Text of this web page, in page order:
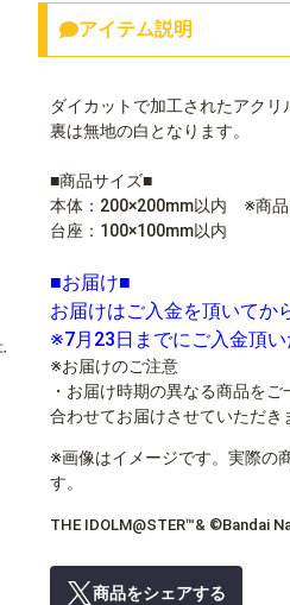
アイテム説明
ダイカットで加工されたアクリ
裏は無地の白となります。
■商品サイズ■
本体：200×200mm以内 ※商品
台座：100×100mm以内
■お届け■
お届けはご入金を頂いてか
※7月23日までにご入金頂い
※お届けのご注意
・お届け時期の異なる商品を
合わせてお届けさせていただき
※画像はイメージです。実際の
す。
THE IDOLM@STER™& ©Bandai
商品をシェアする